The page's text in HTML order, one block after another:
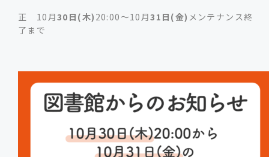
正 10月30日(木) 20:00～10月31日(金) メンテナンス終
了まで